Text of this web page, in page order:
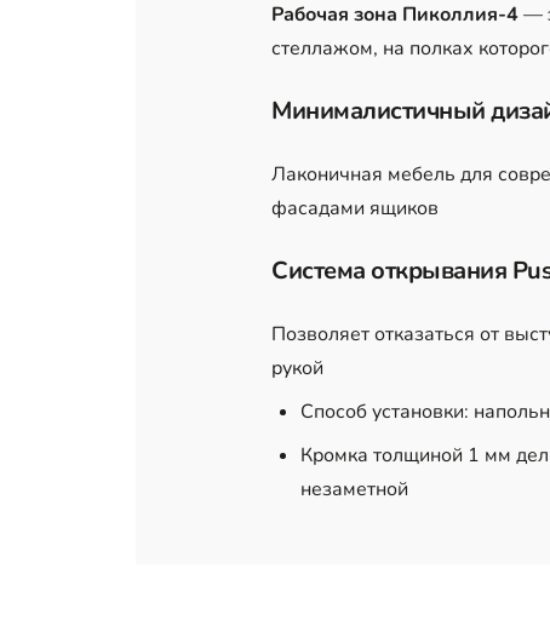
Рабочая зона Пиколлия-4—
стеллажом, на полках
Минималистичный
Лаконичная мебель для
фасадами ящиков
Система открывания
Позволяет отказаться от
рукой
Способ установки:
Кромка толщиной 1 мм
незаметной